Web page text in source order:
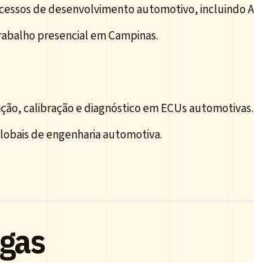
de desenvolvimento automotivo, incluindo
presencial em Campinas.
calibração e diagnóstico em ECUs automotivas.
de engenharia automotiva.